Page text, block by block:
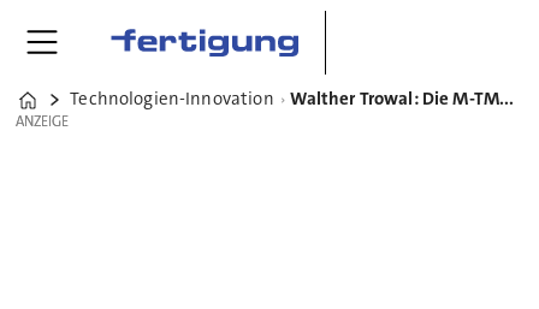
Home
Technologien-Innovation Walther Trowal: Die M-TMD 6M poliert Knieimplantate auf Hochglanz
ANZEIGE
ANZEIGE